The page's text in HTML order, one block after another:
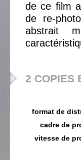
de ce film
de re-
abstrait
2 COPIES
format de
cadre de
vitesse de